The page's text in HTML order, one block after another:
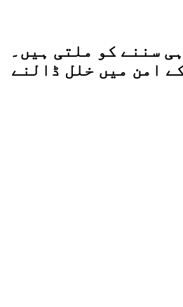
سننے کو ملتی ہیں۔
امن میں خلل ڈالنے